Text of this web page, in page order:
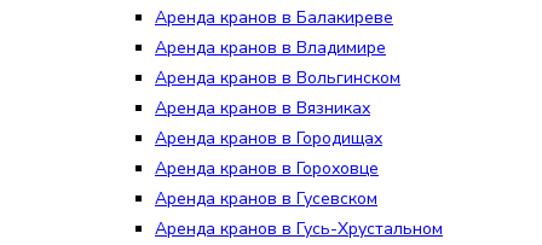
Аренда кранов в Балакиреве
Аренда кранов в Владимире
Аренда кранов в Вольгинском
Аренда кранов в Вязниках
Аренда кранов в Городищах
Аренда кранов в Гороховце
Аренда кранов в Гусевском
Аренда кранов в Гусь-Хрустальном